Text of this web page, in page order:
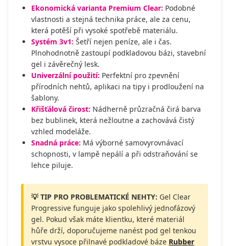
Ekonomická varianta Premium Clear: Podobné
vlastnosti a stejná technika práce, ale za cenu,
která potěší při vysoké spotřebě materiálu.
Systém 3v1: Šetří nejen peníze, ale i čas.
Plnohodnotně zastoupí podkladovou bázi, stavební
gel i závěrečný lesk.
Univerzální použití: Perfektní pro zpevnění
přírodních nehtů, aplikaci na tipy i prodloužení na
šablony.
Křišťálová čirost: Nádherně průzračná čirá barva
bez bublinek, která nežloutne a zachovává čistý
vzhled modeláže.
Snadná práce: Má výborné samovyrovnávací
schopnosti, v lampě nepálí a při odstraňování se
lehce piluje.
💡 TIP PRO PROBLEMATICKÉ NEHTY: Gel Clear
Progressive funguje jako spolehlivý jednofázový
gel. Pokud však máte klientku, které materiál
hůře drží, doporučujeme nanést pod gel tenkou
vrstvu vysoce přilnavé podkladové báze Rubber